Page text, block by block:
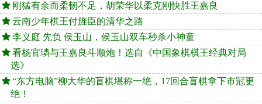
刚猛有余而柔韧不足，胡荣华以柔克刚快胜王嘉良
云南少年棋王付旌臣的清华之路
李义庭 先负 侯玉山，侯玉山双车秒杀小神童
看杨官璘与王嘉良斗顺炮！选自《中国象棋棋王经典对局
选》
“东方电脑”柳大华的盲棋堪称一绝，17回合盲棋拿下市冠更
绝！